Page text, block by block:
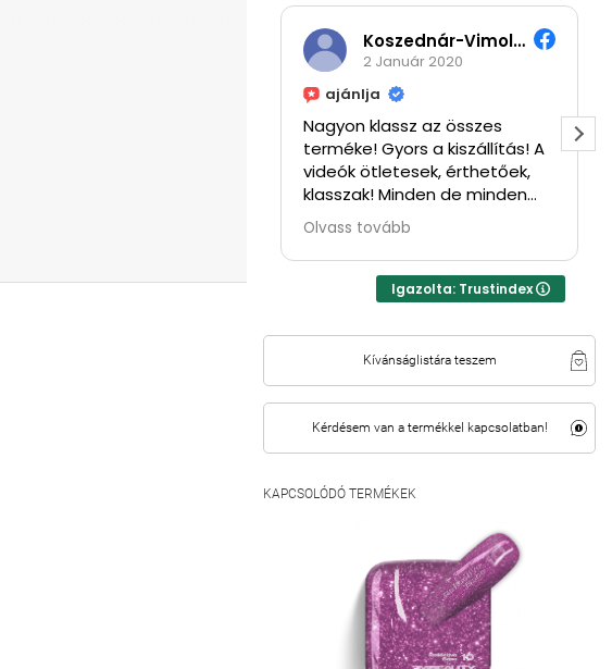
Koszednár-Vimola Hajnalka
2 Január 2020
ajánlja
Nagyon klassz az összes
terméke! Gyors a kiszállítás! A
videók ötletesek, érthetőek,
klasszak! Minden de minden
tuti!! ⭐⭐⭐⭐
Olvass tovább
Igazolta: Trustindex
Kívánságlistára teszem
Kérdésem van a termékkel kapcsolatban!
KAPCSOLÓDÓ TERMÉKEK